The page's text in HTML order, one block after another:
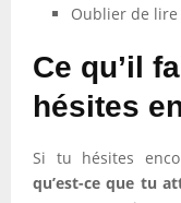
Oublier de
Ce qu’il
hésites
Si tu hésites
qu’est-ce que tu